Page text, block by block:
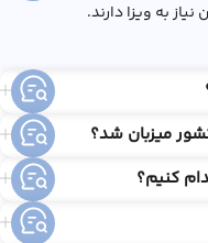
به ویزا دارند.